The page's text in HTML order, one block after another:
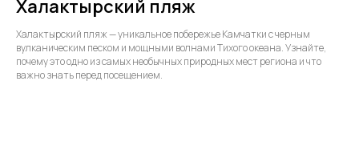
Халактырский пляж
Халактырский пляж — уникальное побережье Камчатки с черным
вулканическим песком и мощными волнами Тихого океана. Узнайте,
почему это одно из самых необычных природных мест региона и что
важно знать перед посещением.